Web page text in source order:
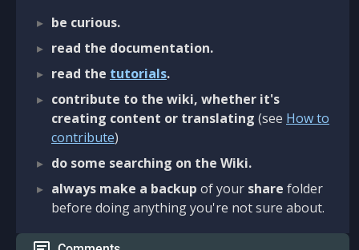
be curious.
read the documentation.
read the tutorials.
contribute to the wiki, whether it's
creating content or translating (see How to
contribute)
do some searching on the Wiki.
always make a backup of your share folder
before doing anything you're not sure about.